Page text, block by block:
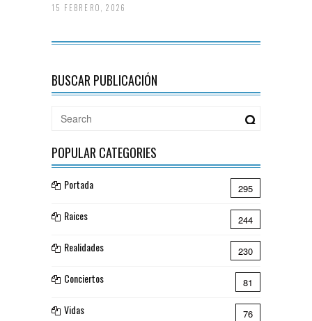
15 FEBRERO, 2026
BUSCAR PUBLICACIÓN
POPULAR CATEGORIES
Portada 295
Raices 244
Realidades 230
Conciertos 81
Vidas 76